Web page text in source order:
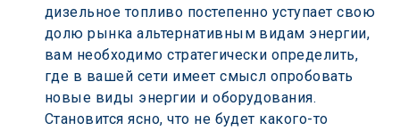
дизельное топливо постепенно уступает свою
долю рынка альтернативным видам энергии,
вам необходимо стратегически определить,
где в вашей сети имеет смысл опробовать
новые виды энергии и оборудования.
Становится ясно, что не будет какого-то